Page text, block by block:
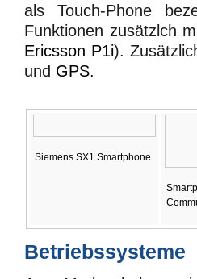
als Touch-Phone
Funktionen zusätzlch
Ericsson P1i).
und GPS.
Siemens SX1 Smartphone
Betriebssysteme